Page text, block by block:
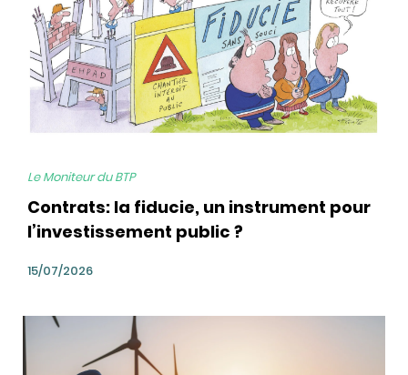
Le Moniteur du BTP
Contrats: la fiducie, un instrument pour
l’investissement public ?
15/07/2026
bg